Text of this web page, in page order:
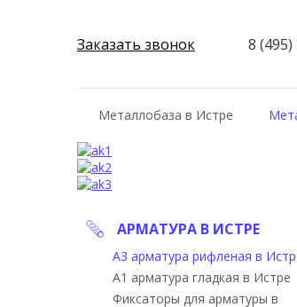
АРМАТУРА В ИСТРЕ
А3 арматура рифленая в
А1 арматура гладкая в Истре
Фиксаторы для арматуры в
Заказать звонок 8
Металлобаза в Истре